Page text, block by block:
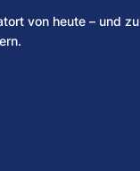
von heute – und